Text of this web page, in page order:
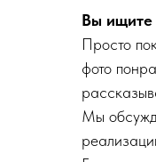
Вы ищите
Просто
фото
Мы